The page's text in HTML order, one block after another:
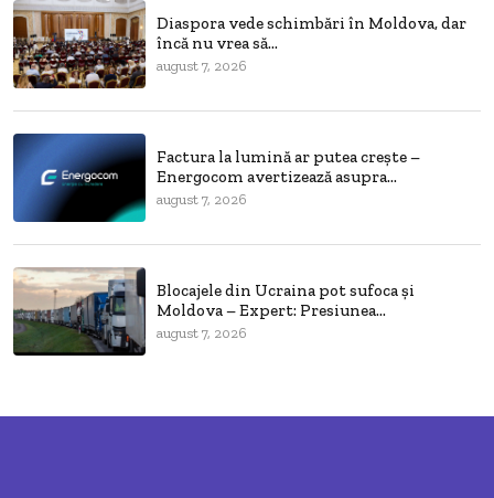
Diaspora vede schimbări în Moldova, dar
încă nu vrea să...
august 7, 2026
Factura la lumină ar putea crește –
Energocom avertizează asupra...
august 7, 2026
Blocajele din Ucraina pot sufoca și
Moldova – Expert: Presiunea...
august 7, 2026